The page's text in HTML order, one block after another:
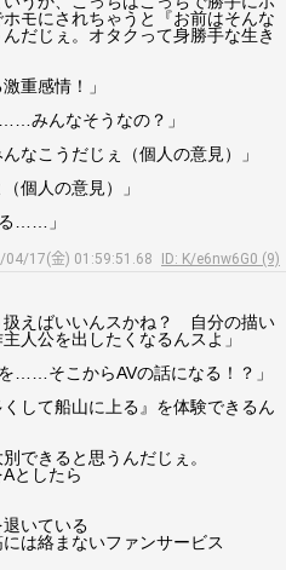
モにされちゃうと『お前はそんな
だじぇ。オタクって身勝手な生き
重感情！」
みんなそうなの？」
なこうだじぇ（個人の意見）」
個人の意見）」
……」
04/17(金) 01:59:51.68
ID: K/e6nw6G0 (9)
扱えばいいんスかね？ 自分の描い
人公を出したくなるんスよ」
……そこからAVの話になる！？」
して船山に上る』を体験できるん
できると思うんだじぇ。
としたら
いている
は絡まないファンサービス